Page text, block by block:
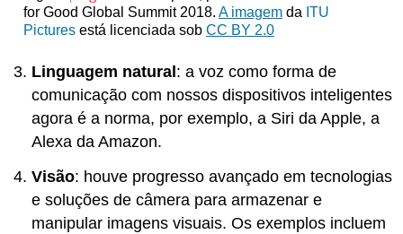
for Good Global Summit 2018. A imagemda ITU
Picturesestá licenciada sob CC BY 2.0
Linguagem natural: a voz como forma de
comunicação com nossos dispositivos inteligentes
agora é a norma, por exemplo, a Siri da Apple, a
Alexa da Amazon.
Visão: houve progresso avançado em tecnologias
e soluções de câmera para armazenar e
manipular imagens visuais. Os exemplos incluem